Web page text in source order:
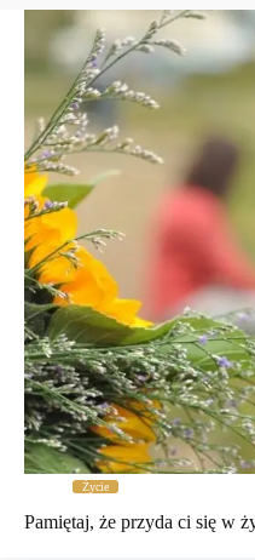
Życie
Pamiętaj, że przyda ci się w